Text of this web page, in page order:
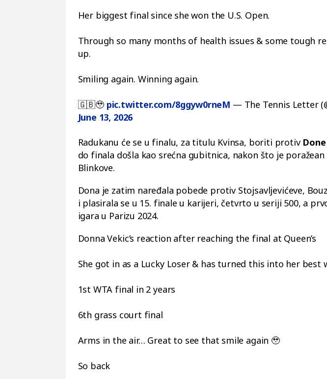
Her biggest final since she won the U.S. Open.
Through so many months of health issues & some tough
up.
Smiling again. Winning again.
🇬🇧🥹 pic.twitter.com/8ggyw0rneM — The Tennis Letter
June 13, 2026
Radukanu će se u finalu, za titulu Kvinsa, boriti protiv
do finala došla kao srećna gubitnica, nakon što je
Blinkove.
Dona je zatim naređala pobede protiv Stojsavljevićeve,
i plasirala se u 15. finale u karijeri, četvrto u seriji 500, a
igara u Parizu 2024.
Donna Vekic’s reaction after reaching the final at Queen’s
She got in as a Lucky Loser & has turned this into her best
1st WTA final in 2 years
6th grass court final
Arms in the air… Great to see that smile again 🥹
So back